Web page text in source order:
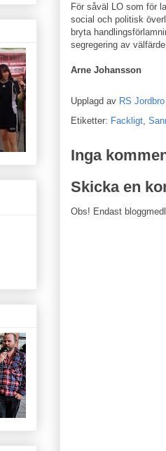
För såväl LO som för
social och politisk
bryta
segregering av
Arne Johansson
Upplagd av RS Jordbro
Etiketter: Fackligt
Inga
Skicka en
Obs! Endast